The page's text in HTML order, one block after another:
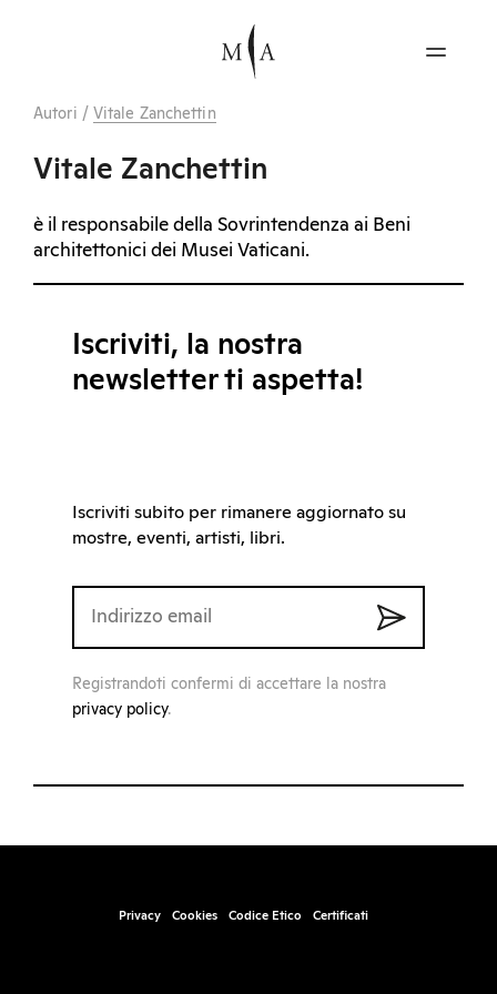
Autori / Vitale Zanchettin
Vitale Zanchettin
è il responsabile della Sovrintendenza ai Beni
architettonici dei Musei Vaticani.
Iscriviti, la nostra
newsletter ti aspetta!
Iscriviti subito per rimanere aggiornato su
mostre, eventi, artisti, libri.
Registrandoti confermi di accettare la nostra
privacy policy.
Privacy Cookies Codice Etico Certificati